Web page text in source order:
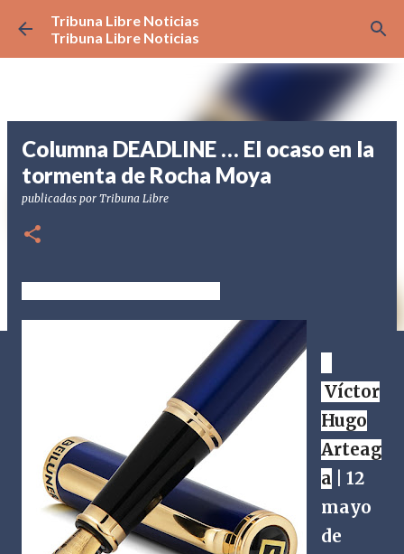
Ir al contenido principal
Tribuna Libre Noticias
Tribuna Libre Noticias
Columna DEADLINE … El ocaso en la
tormenta de Rocha Moya
publicadas por Tribuna Libre
Víctor
Hugo
Arteag
a
| 12
mayo
de